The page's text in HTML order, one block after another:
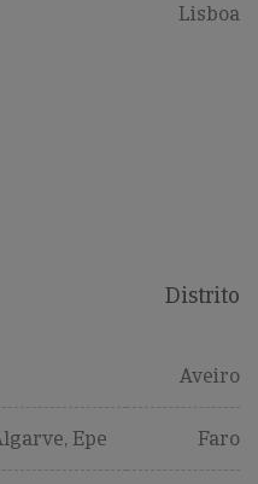
Lisboa
Distrito
Aveiro
Epe Faro